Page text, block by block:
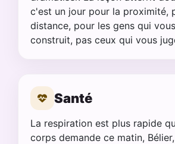
c'est un jour pour la proximité,
distance, pour les gens qui
construit, pas ceux qui vous
Santé
La respiration est plus rapide
corps demande ce matin,